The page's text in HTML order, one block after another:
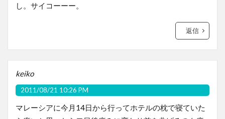
し。サイコーーー。
返信
keiko
2011/08/21 10:26 PM
マレーシアに今月14日から行ってホテルの枕で寝ていた